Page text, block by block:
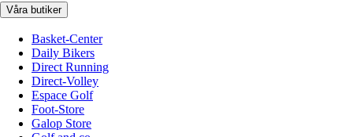
Våra butiker
Basket-Center
Daily Bikers
Direct Running
Direct-Volley
Espace Golf
Foot-Store
Galop Store